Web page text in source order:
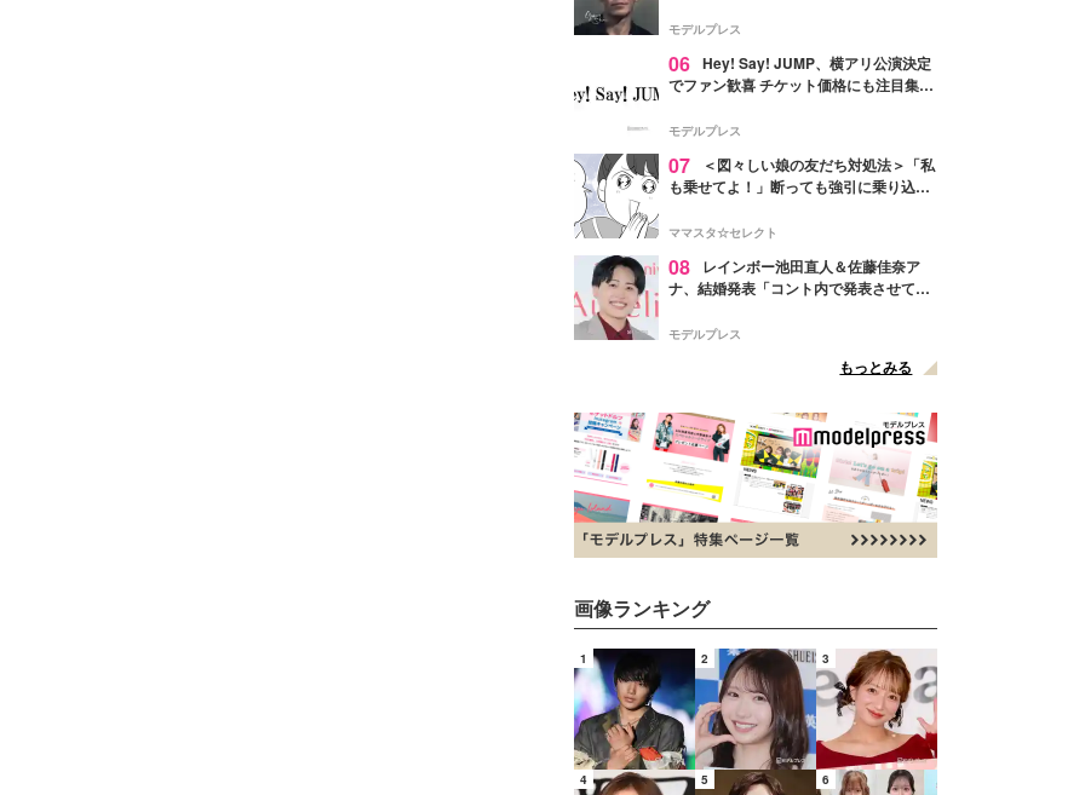
モデルプレス
06 Hey! Say! JUMP、横アリ公演決定
でファン歓喜 チケット価格にも注目集ま
モデルプレス
07
＜図々しい娘の友だち対処法＞「私
も乗せてよ！」断っても強引に乗り込ん
ママスタ☆セレクト
08
レインボー池田直人＆佐藤佳奈ア
ナ、結婚発表「コント内で発表させてい
点変更のため
モデルプレス
もっとみる
画像ランキング
1 2 3
4 5 6